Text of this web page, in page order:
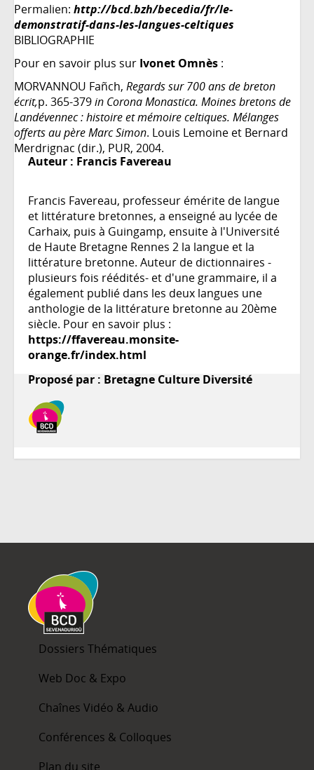
Permalien: http://bcd.bzh/becedia/fr/le-
demonstratif-dans-les-langues-celtiques
BIBLIOGRAPHIE
Pour en savoir plus sur Ivonet Omnès :
MORVANNOU Fañch, Regards sur 700 ans de breton
écrit,p. 365-379in Corona Monastica. Moines bretons de
Landévennec : histoire et mémoire celtiques. Mélanges
offerts au père Marc Simon. Louis Lemoine et Bernard
Merdrignac (dir.), PUR, 2004.
Auteur : Francis Favereau
Francis Favereau, professeur émérite de langue
et littérature bretonnes, a enseigné au lycée de
Carhaix, puis à Guingamp, ensuite à l'Université
de Haute Bretagne Rennes 2 la langue et la
littérature bretonne. Auteur de dictionnaires -
plusieurs fois réédités- et d'une grammaire, il a
également publié dans les deux langues une
anthologie de la littérature bretonne au 20ème
siècle. Pour en savoir plus :
https://ffavereau.monsite-
orange.fr/index.html
Proposé par : Bretagne Culture Diversité
Dossiers Thématiques
Web Doc & Expo
Chaînes Vidéo & Audio
Conférences & Colloques
Plan du site